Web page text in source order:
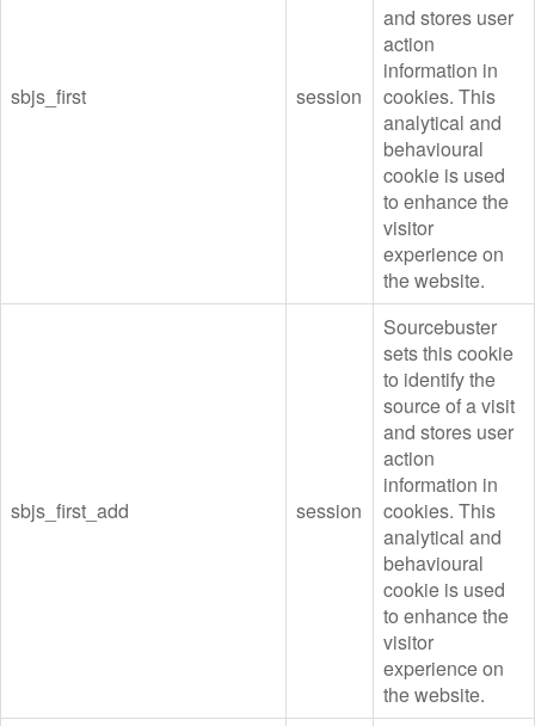
sbjs_first session
and stores user
action
information in
cookies. This
analytical and
behavioural
cookie is used
to enhance the
visitor
experience on
the website.
sbjs_first_add session
Sourcebuster
sets this cookie
to identify the
source of a visit
and stores user
action
information in
cookies. This
analytical and
behavioural
cookie is used
to enhance the
visitor
experience on
the website.